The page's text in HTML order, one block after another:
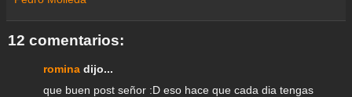
m
e
o
o
r
p
a
e
I
12 comentarios:
romina dijo...
que buen post señor :D eso hace que cada dia tengas